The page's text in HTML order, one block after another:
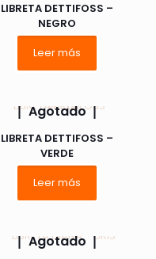
LIBRETA DETTIFOSS –
NEGRO
Leer más
Agotado
LIBRETA DETTIFOSS –
VERDE
Leer más
Agotado